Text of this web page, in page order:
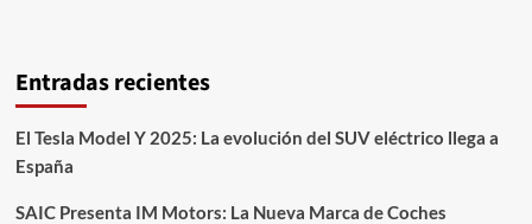
Entradas recientes
El Tesla Model Y 2025: La evolución del SUV eléctrico llega a
España
SAIC Presenta IM Motors: La Nueva Marca de Coches